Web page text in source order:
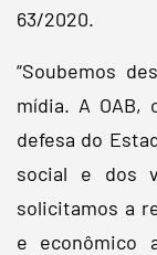
63/2020.
“Soubemos
mídia. A OAB,
defesa do
social e dos
solicitamos a
e econômico